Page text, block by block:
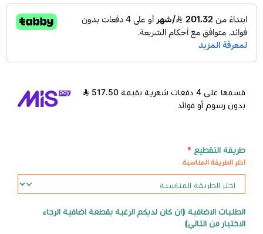
قسمها على 4 دفعات شهرية بقيمة 517.50
بدون رسوم أو فوائد
طريقة التقطيع *
اختر الطريقة المناسبة
الطلبات الاضافية (ان كان لديكم الرغبة بقطعة اضافية الرجاء
الاختيار من التالي)